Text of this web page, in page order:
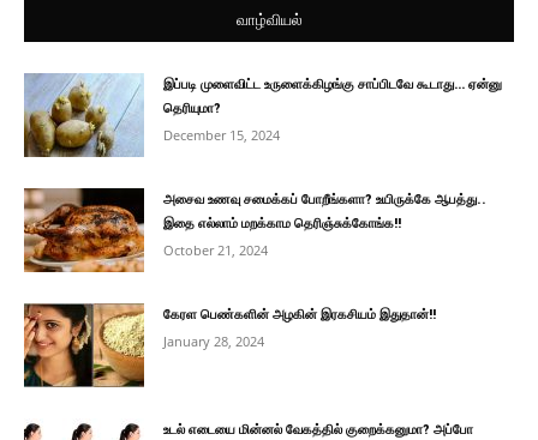
வாழ்வியல்
இப்படி முளைவிட்ட உருளைக்கிழங்கு சாப்பிடவே கூடாது… ஏன்னு
தெரியுமா?
December 15, 2024
அசைவ உணவு சமைக்கப் போறீங்களா? உயிருக்கே ஆபத்து..
இதை எல்லாம் மறக்காம தெரிஞ்சுக்கோங்க!!
October 21, 2024
கேரள பெண்களின் அழகின் இரகசியம் இதுதான்!!
January 28, 2024
உடல் எடையை மின்னல் வேகத்தில் குறைக்கனுமா? அப்போ